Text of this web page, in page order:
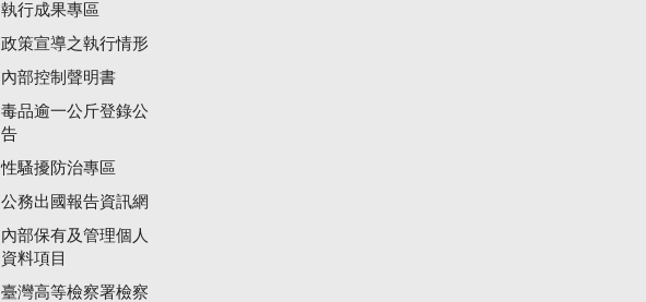
執行成果專區
政策宣導之執行情形
內部控制聲明書
毒品逾一公斤登錄公
告
性騷擾防治專區
公務出國報告資訊網
內部保有及管理個人
資料項目
臺灣高等檢察署檢察